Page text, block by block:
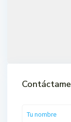
Contáctame